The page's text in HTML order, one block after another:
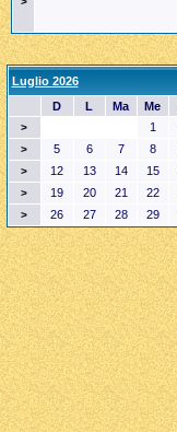
Luglio 2026
D
L Ma Me
> 1
> 5 6 7 8
> 12 13 14 15
> 19 20 21 22
> 26 27 28 29